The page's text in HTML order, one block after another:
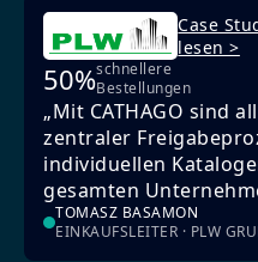
Case
lesen >
50%schnellere
Bestellungen
„Mit CATHAGO sind
zentraler
individuellen
gesamten
TOMASZ BASAMON
EINKAUFSLEITER · PLW